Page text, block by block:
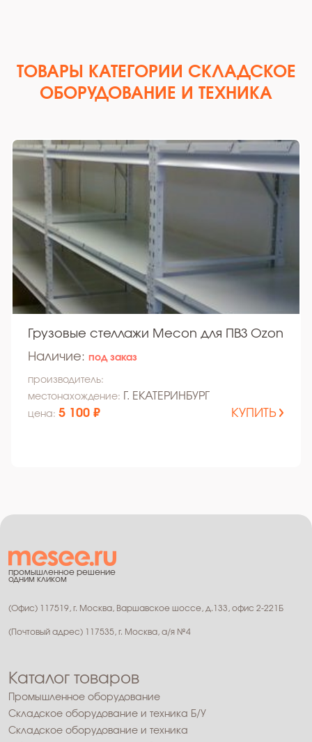
ТОВАРЫ КАТЕГОРИИ СКЛАДСКОЕ
ОБОРУДОВАНИЕ И ТЕХНИКА
Грузовые стеллажи Mecon для ПВЗ Ozon
Наличие: под заказ
производитель:
местонахождение:
Г. ЕКАТЕРИНБУРГ
цена: 5 100 ₽ КУПИТЬ
промышленное решение
одним кликом
(Офис) 117519, г. Москва, Варшавское шоссе, д.133, офис 2-221Б
(Почтовый адрес) 117535, г. Москва, а/я №4
Каталог товаров
Промышленное оборудование
Складское оборудование и техника Б/У
Складское оборудование и техника